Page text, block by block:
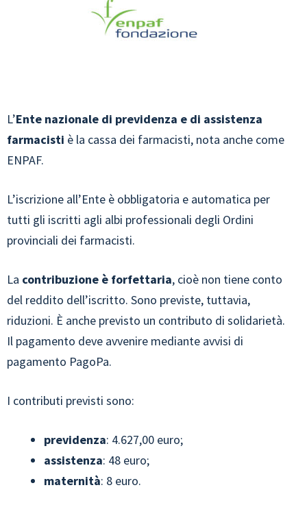
L’Ente nazionale di previdenza e di assistenza
farmacisti è la cassa dei farmacisti, nota anche come
ENPAF.
L’iscrizione all’Ente è obbligatoria e automatica per
tutti gli iscritti agli albi professionali degli Ordini
provinciali dei farmacisti.
La contribuzione è forfettaria, cioè non tiene conto
del reddito dell’iscritto. Sono previste, tuttavia,
riduzioni. È anche previsto un contributo di solidarietà.
Il pagamento deve avvenire mediante avvisi di
pagamento PagoPa.
I contributi previsti sono:
previdenza: 4.627,00 euro;
assistenza: 48 euro;
maternità: 8 euro.